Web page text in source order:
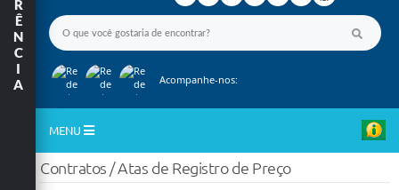
Acompanhe-nos:
MENU
Inicio
R
Ê
N
C
I
A
Contratos / Atas de Registro de Preço